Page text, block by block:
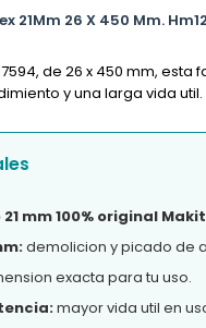
21Mm 26 X 450 Mm.
de 26 x 450 mm,
y una larga vida util.
mm 100% original
demolicion y picado de
exacta para tu uso.
mayor vida util en